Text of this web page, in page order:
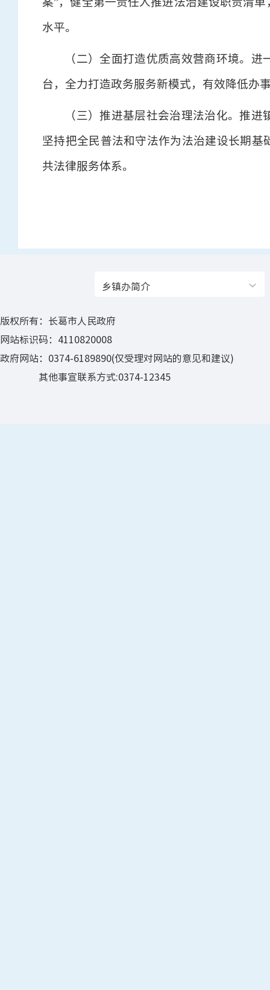
水平。
（二）全面打造优质高效营商环境。
台，全力打造政务服务新模式，有效降低办
（三）推进基层社会治理法治化。推
坚持把全民普法和守法作为法治建设长期
共法律服务体系。
乡镇办简介
版权所有：长葛市人民政府
网站标识码：4110820008
政府网站：0374-6189890(仅受理对网站的意见和建议)
其他事宣联系方式:0374-12345